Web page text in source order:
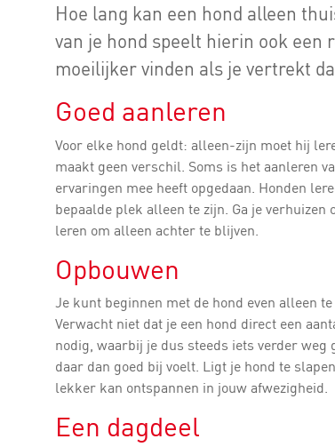
Hoe lang kan een hond alleen
van je hond speelt hierin ook een
moeilijker vinden als je vertrekt
Goed aanleren
Voor elke hond geldt: alleen-zijn moet hij
maakt geen verschil. Soms is het aanleren
ervaringen mee heeft opgedaan. Honden
bepaalde plek alleen te zijn. Ga je
leren om alleen achter te blijven.
Opbouwen
Je kunt beginnen met de hond even alleen
Verwacht niet dat je een hond direct een
nodig, waarbij je dus steeds iets verder
daar dan goed bij voelt. Ligt je hond te
lekker kan ontspannen in jouw afwezigheid.
Een dagdeel